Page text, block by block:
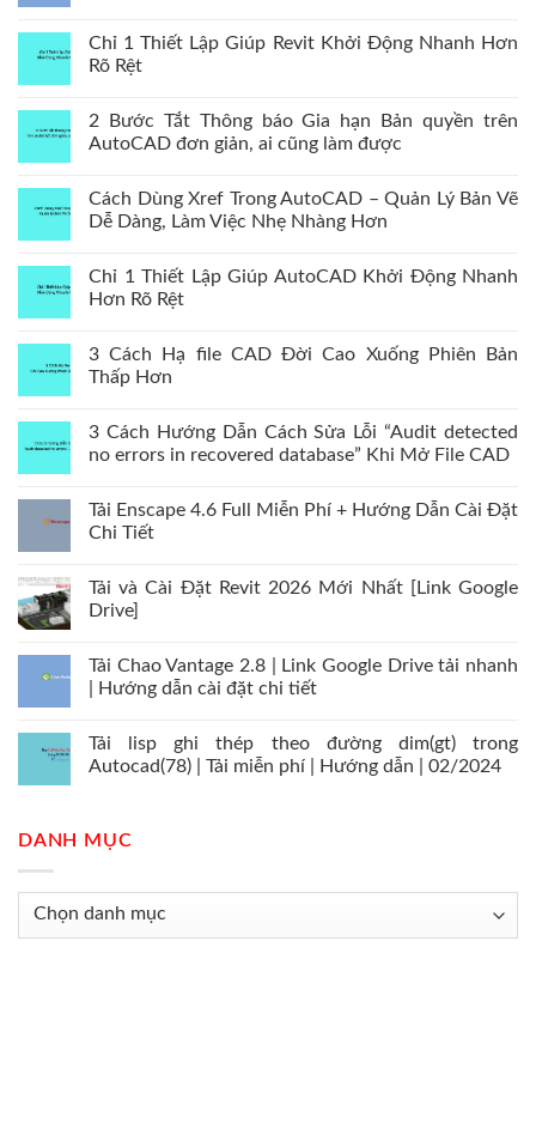
Chỉ 1 Thiết Lập Giúp Revit Khởi Động Nhanh Hơn
Rõ Rệt
2 Bước Tắt Thông báo Gia hạn Bản quyền trên
AutoCAD đơn giản, ai cũng làm được
Cách Dùng Xref Trong AutoCAD – Quản Lý Bản Vẽ
Dễ Dàng, Làm Việc Nhẹ Nhàng Hơn
Chỉ 1 Thiết Lập Giúp AutoCAD Khởi Động Nhanh
Hơn Rõ Rệt
3 Cách Hạ file CAD Đời Cao Xuống Phiên Bản
Thấp Hơn
3 Cách Hướng Dẫn Cách Sửa Lỗi “Audit detected
no errors in recovered database” Khi Mở File CAD
Tải Enscape 4.6 Full Miễn Phí + Hướng Dẫn Cài Đặt
Chi Tiết
Tải và Cài Đặt Revit 2026 Mới Nhất [Link Google
Drive]
Tải Chao Vantage 2.8 | Link Google Drive tải nhanh
| Hướng dẫn cài đặt chi tiết
Tải lisp ghi thép theo đường dim(gt) trong
Autocad(78) | Tải miễn phí | Hướng dẫn | 02/2024
DANH MỤC
Danh